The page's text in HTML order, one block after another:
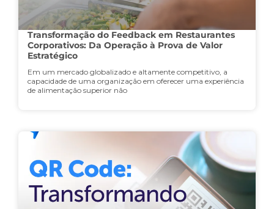
Transformação do Feedback em Restaurantes
Corporativos: Da Operação à Prova de Valor
Estratégico
Em um mercado globalizado e altamente competitivo, a
capacidade de uma organização em oferecer uma experiência
de alimentação superior não